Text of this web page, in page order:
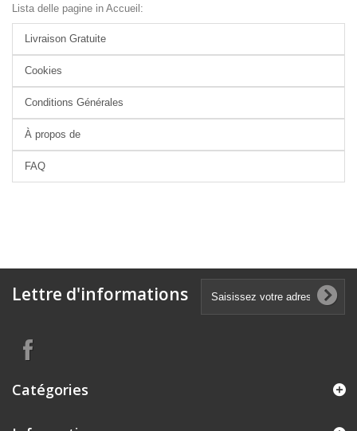
Lista delle pagine in Accueil:
Livraison Gratuite
Cookies
Conditions Générales
À propos de
FAQ
Lettre d'informations
Catégories